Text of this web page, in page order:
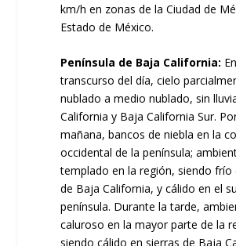
km/h en zonas de la Ciudad de
Estado de México.
Península de Baja California:
transcurso del día, cielo
nublado a medio nublado, sin
California y Baja California Sur.
mañana, bancos de niebla en la
occidental de la península;
templado en la región, siendo frío
de Baja California, y cálido en el
península. Durante la tarde,
caluroso en la mayor parte de la
siendo cálido en sierras de Baja